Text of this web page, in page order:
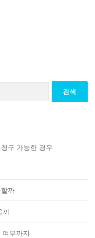
구 가능한 경우
까
까
여부까지